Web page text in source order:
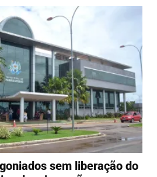
sem liberação do